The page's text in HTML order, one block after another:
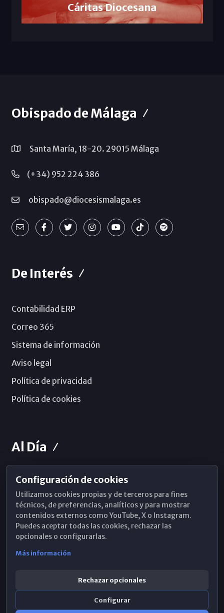
Cáritas Diocesana
Obispado de Málaga
Santa María, 18-20. 29015 Málaga
(+34) 952 224 386
obispado@diocesismalaga.es
De Interés
Contabilidad ERP
Correo 365
Sistema de información
Aviso legal
Política de privacidad
Política de cookies
Al Día
Horarios de Misa
Hemeroteca
WhatsApp
Configuración de cookies
Utilizamos cookies propias y de terceros para fines
técnicos, de preferencias, analíticos y para mostrar
contenidos externos como YouTube, X o Instagram.
Puedes aceptar todas las cookies, rechazar las
opcionales o configurarlas.
Más información
Rechazar opcionales
Configurar